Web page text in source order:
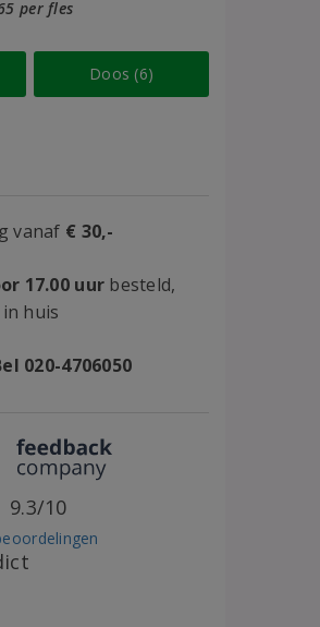
per fles
Doos (6)
vanaf € 30,-
17.00 uur besteld,
in huis
020-4706050
9.3/10